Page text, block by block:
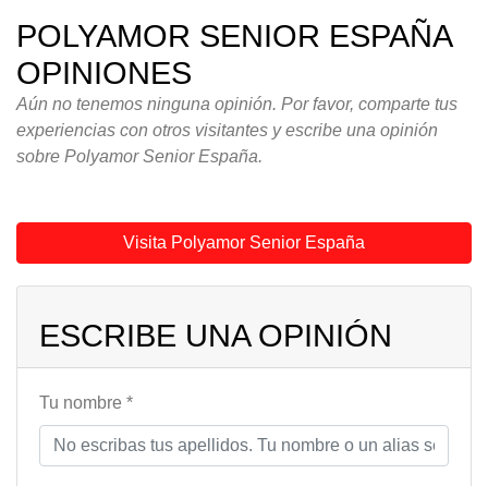
POLYAMOR SENIOR ESPAÑA
OPINIONES
Aún no tenemos ninguna opinión. Por favor, comparte tus
experiencias con otros visitantes y escribe una opinión
sobre Polyamor Senior España.
Visita Polyamor Senior España
ESCRIBE UNA OPINIÓN
Tu nombre *